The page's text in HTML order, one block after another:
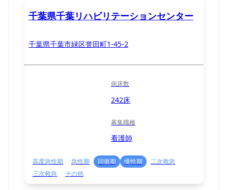
千葉県千葉リハビリテーションセンター
千葉県千葉市緑区誉田町1-45-2
病床数
242床
募集職種
看護師
高度急性期 急性期 回復期 慢性期
二次救急
三次救急
その他